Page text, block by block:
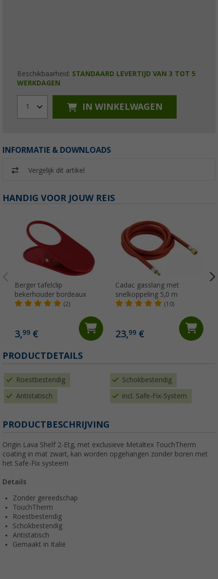
Beschikbaarheid: STANDAARD LEVERTIJD VAN 3 TOT 5
WERKDAGEN
1 IN WINKELWAGEN
INFORMATIE & DOWNLOADS
Vergelijk dit artikel
HANDIG VOOR JOUW REIS
Berger tafelclip
bekerhouder bordeaux
(2)
3,99 €
Cadac gasslang met
snelkoppeling 5,0 m
(10)
23,99€
PRODUCTDETAILS
Roestbestendig Schokbestendig
Antistatisch incl. Safe-Fix-System
PRODUCTBESCHRIJVING
Origin Lava Shelf 2-Etg, met exclusieve Metaltex TouchTherm
coating in mat zwart, kan worden opgehangen zonder boren met
het Safe-Fix systeem
Details
Zonder gereedschap
TouchTherm
Roestbestendig
Schokbestendig
Antistatisch
Gemaakt in Italië